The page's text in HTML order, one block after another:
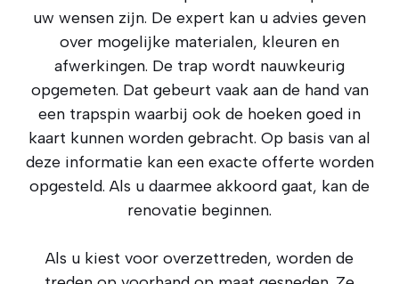
uw wensen zijn. De expert kan u advies geven
over mogelijke materialen, kleuren en
afwerkingen. De trap wordt nauwkeurig
opgemeten. Dat gebeurt vaak aan de hand van
een trapspin waarbij ook de hoeken goed in
kaart kunnen worden gebracht. Op basis van al
deze informatie kan een exacte offerte worden
opgesteld. Als u daarmee akkoord gaat, kan de
renovatie beginnen.
Als u kiest voor overzettreden, worden de